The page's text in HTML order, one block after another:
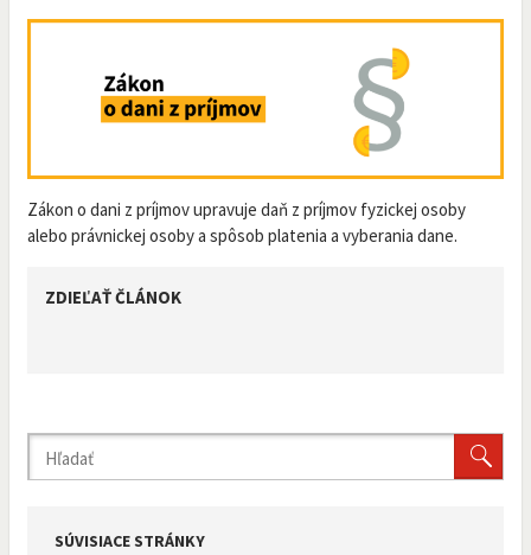
Zákon o dani z príjmov upravuje daň z príjmov fyzickej osoby
alebo právnickej osoby a spôsob platenia a vyberania dane.
ZDIEĽAŤ ČLÁNOK
SÚVISIACE STRÁNKY